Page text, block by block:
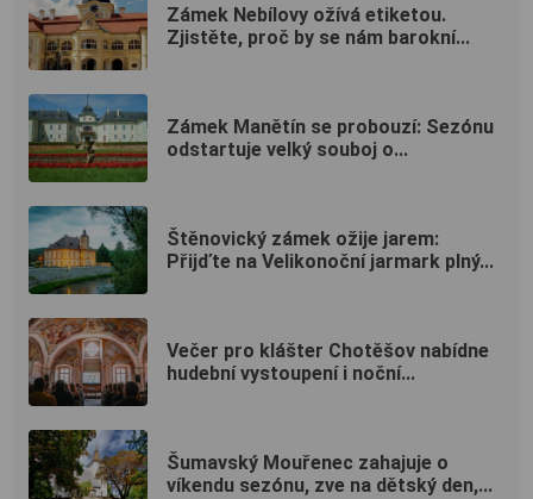
Zámek Nebílovy ožívá etiketou.
Zjistěte, proč by se nám barokní...
Zámek Manětín se probouzí: Sezónu
odstartuje velký souboj o...
Štěnovický zámek ožije jarem:
Přijďte na Velikonoční jarmark plný...
Večer pro klášter Chotěšov nabídne
hudební vystoupení i noční...
Šumavský Mouřenec zahajuje o
víkendu sezónu, zve na dětský den,...